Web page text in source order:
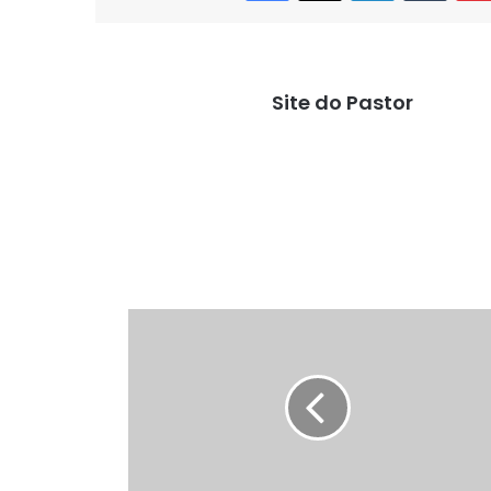
Site do Pastor